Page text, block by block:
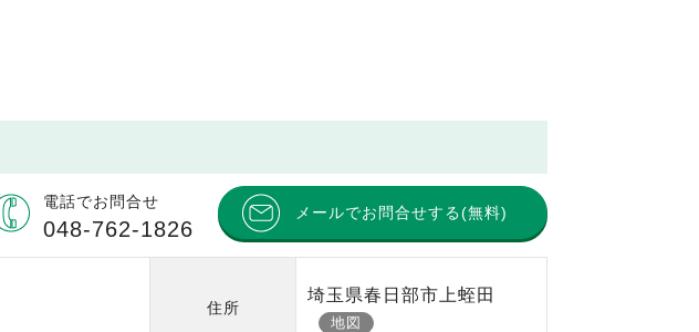
電話でお問合せ
048-762-1826
メールでお問合せする(無料)
住所
埼玉県春日部市上蛭田
地図